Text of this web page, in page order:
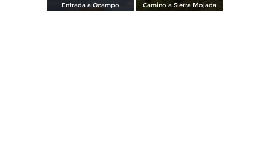
Entrada a Ocampo Camino a Sierra Mojada